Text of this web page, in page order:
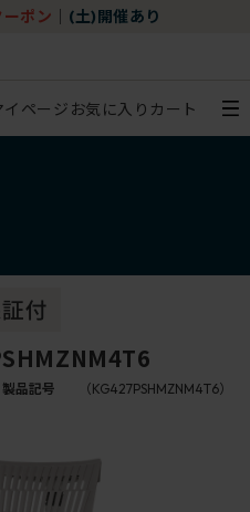
ーポン (土)開催あり
イページ お気に入り カート
製品記号 （KG427PSHMZNM4T6）